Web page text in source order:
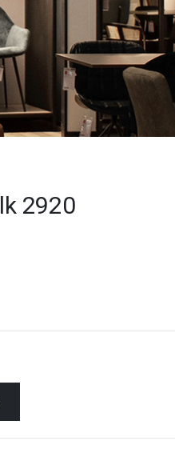
2920